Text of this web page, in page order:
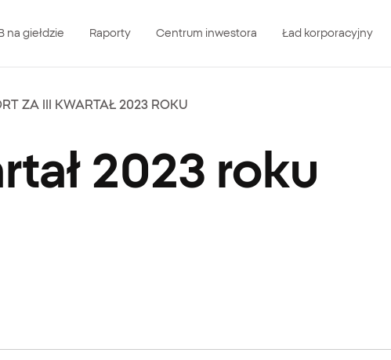
na giełdzie Raporty Centrum inwestora Ład korporacyjny
ZA III KWARTAŁ 2023 ROKU
2023 roku